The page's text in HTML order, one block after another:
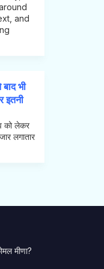
and
भी
इतनी
को लेकर
लगातार
मीणा?